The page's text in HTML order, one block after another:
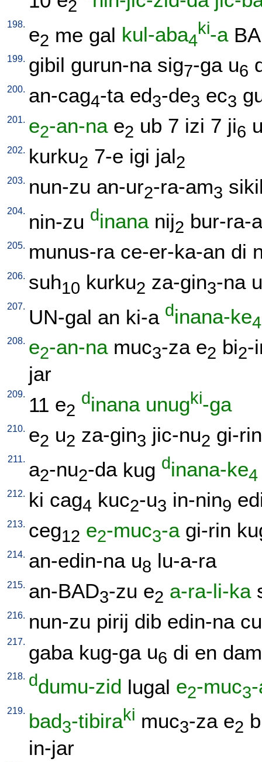
2
198. e2 me gal kul-aba4
ki-a
199. gibil gurun-na sig7-ga u6
200. an-cag4-ta ed3-de3 ec3
201. e2-an-na e2 ub 7 izi 7 ji6
202. kurku2 7-e igi jal2
203. nun-zu an-ur2-ra-am3
204. nin-zu dinana nij2 bur-ra-
205. munus-ra ce-er-ka-an di
206. suh10 kurku2 za-gin3-na
207. UN-gal an ki-a dinana-ke4
208. e2-an-na muc3-za e2 bi2-
jar
209. 11 e2
dinana unugki-ga
210. e2 u2 za-gin3 jic-nu2 gi-
211. a2-nu2-da kug dinana-ke4
212. ki cag4 kuc2-u3 in-nin9
213. ceg12 e2-muc3-a gi-rin
214. an-edin-na u8 lu-a-ra
215. an-BAD3-zu e2 a-ra-li-ka
216. nun-zu pirij dib edin-na
217. gaba kug-ga u6 di en dam
218. ddumu-zid lugal e2-muc3
219. bad3-tibiraki muc3-za e2
in-jar